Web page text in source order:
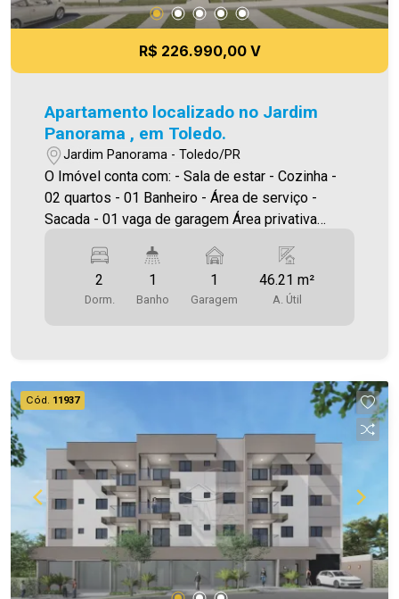
R$ 226.990,00 V
Apartamento localizado no Jardim
Panorama , em Toledo.
Jardim Panorama - Toledo/PR
O Imóvel conta com: - Sala de estar - Cozinha -
02 quartos - 01 Banheiro - Área de serviço -
Sacada - 01 vaga de garagem Área privativa
das maiores carteiras de imóveis administrados
na cidade, tanto para locação quanto para venda.
Aproveite essa oportunidade! A hora de encontrar
prestadas são verdadeiras, todavia, reservamo-
nos o direito de corrigir qualquer erro de
digitação e/ou ortografia, bem como alteração
dos preços e imagens. Fotos meramente
ilustrativas
2
Dorm.
1
Banho
1
Garagem
46.21 m²
A. Útil
Cód. 11937